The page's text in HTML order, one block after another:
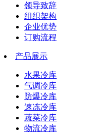
领导致辞
组织架构
企业优势
订购流程
产品展示
水果冷库
气调冷库
防爆冷库
速冻冷库
蔬菜冷库
物流冷库